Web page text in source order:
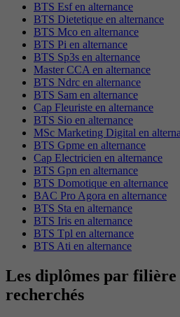
BTS Esf en alternance
BTS Dietetique en alternance
BTS Mco en alternance
BTS Pi en alternance
BTS Sp3s en alternance
Master CCA en alternance
BTS Ndrc en alternance
BTS Sam en alternance
Cap Fleuriste en alternance
BTS Sio en alternance
MSc Marketing Digital en
BTS Gpme en alternance
Cap Electricien en alternance
BTS Gpn en alternance
BTS Domotique en alternance
BAC Pro Agora en alternance
BTS Sta en alternance
BTS Iris en alternance
BTS Tpl en alternance
BTS Ati en alternance
Les diplômes par filière
recherchés